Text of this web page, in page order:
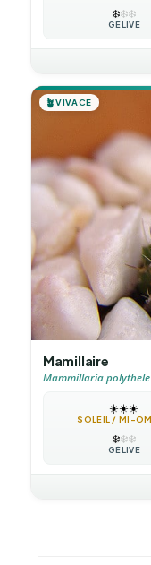
❄️❄️❄️
GÉLIVE
🪴VIVACE
Mamillaire
Mammillaria polythele
☀️☀️☀️
SOLEIL / MI-
❄️❄️❄️
GÉLIVE